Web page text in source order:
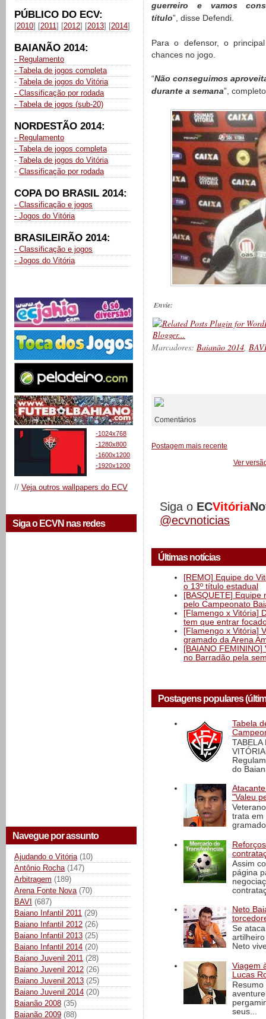
PÚBLICO DO ECV:
[2010] [2011] [2012] [2013] [2014]
BAIANÃO 2014:
- Regulamento
- Tabela de jogos completa
- Tabela de jogos do Vitória
- Classificação por rodada
- Tabela de jogos (sub-20)
NORDESTÃO 2014:
- Regulamento
- Tabela de jogos completa
- Tabela de jogos do Vitória
- Classificação por rodada
COPA DO BRASIL 2014:
- Classificação e jogos
- Jogos do Vitória
BRASILEIRÃO 2014:
- Classificação e jogos
- Jogos do Vitória
-1024x768
-1280x800
-1600x1200
-1920x1200
// Veja outros wallpapers do ECV
Siga o ECVN nas redes
Navegue por assunto
Ajudando o Vitória (10)
Antônio Rocha (147)
Arbitragem (189)
Arena Fonte Nova (70)
BAVI (687)
Baiano Infantil 2011 (29)
Baiano Infantil 2012 (26)
Baiano Infantil 2013 (25)
Baiano Infantil 2014 (20)
Baiano Juvenil 2011 (28)
Baiano Juvenil 2012 (26)
Baiano Juvenil 2013 (25)
Baiano Juvenil 2014 (20)
Baianão 2008 (35)
Baianão 2009 (88)
guerreiro e vamos
título”, disse Defendi.
Para o defensor, o
chances no jogo.
“Não conseguimos
durante a semana”,
Envie:
Marcadores: Baianão 2014,
Comentários
Postagem mais recente
Ver
Siga o ECVitória
@ecvnoticias
Últimas notícias
[REMO] Equipe do
o 13º título estadual
[BASQUETE]
pelo Campeonato
[Flamengo x Vitória]
tem que entrar
[Flamengo x Vitória]
gramado da Arena
[BAIANO
no Barradão pela
Postagens populares
Tabela
TABELA
do
"Valeu
trata em
Assim
página
Neto
Se
Neto
Viagem
Lucas
seus...